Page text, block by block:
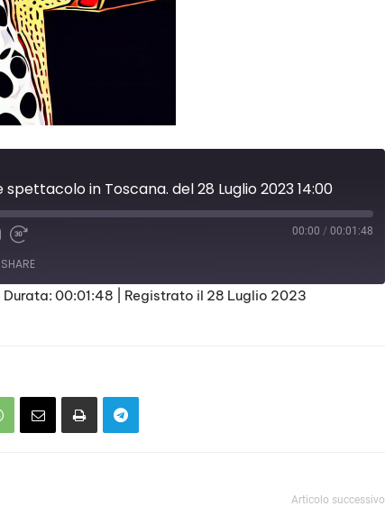
in Toscana. del 28 Luglio 2023 14:00
00:00 / 00:01:48
SHARE
Durata: 00:01:48 Registrato il 28 Luglio 2023
Articolo successivo